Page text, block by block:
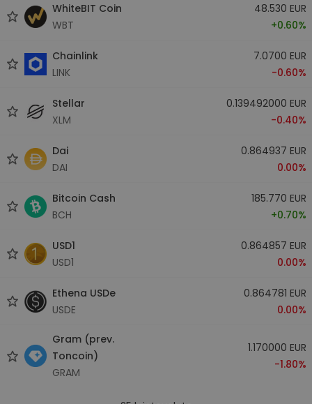
WhiteBIT Coin
WBT
48.530 EUR
+0.60%
Chainlink
LINK
7.0700 EUR
-0.60%
Stellar
XLM
0.139492000 EUR
-0.40%
Dai
DAI
0.864937 EUR
0.00%
Bitcoin Cash
BCH
185.770 EUR
+0.70%
USD1
USD1
0.864857 EUR
0.00%
Ethena USDe
USDE
0.864781 EUR
0.00%
Gram (prev.
Toncoin)
GRAM
1.170000 EUR
-1.80%